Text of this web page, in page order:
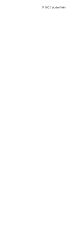
© 2025 Vicdan Vakfı